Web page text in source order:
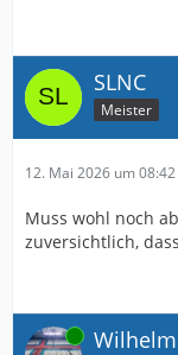
SLNC
Meister
12. Mai 2026 um 08:42
Muss wohl noch
zuversichtlich,
Online